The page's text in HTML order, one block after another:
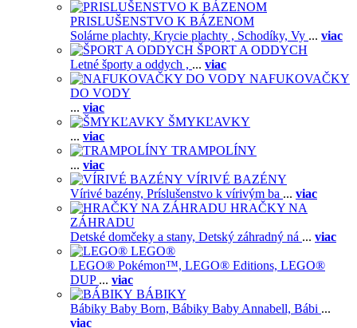
PRISLUŠENSTVO K BÁZENOM
Solárne plachty, Krycie plachty , Schodíky, Vy ... viac
ŠPORT A ODDYCH
Letné športy a oddych , ... viac
NAFUKOVAČKY
DO VODY
... viac
ŠMYKĽAVKY
... viac
TRAMPOLÍNY
... viac
VÍRIVÉ BAZÉNY
Vírivé bazény, Príslušenstvo k vírivým ba ... viac
HRAČKY NA
ZÁHRADU
Detské domčeky a stany, Detský záhradný ná ... viac
LEGO®
LEGO® Pokémon™, LEGO® Editions, LEGO®
DUP ... viac
BÁBIKY
Bábiky Baby Born, Bábiky Baby Annabell, Bábi ...
viac